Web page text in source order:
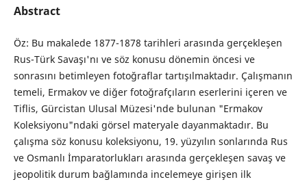
Abstract
Öz: Bu makalede 1877-1878 tarihleri arasında gerçekleşen
Rus-Türk Savaşı'nı ve söz konusu dönemin öncesi ve
sonrasını betimleyen fotoğraflar tartışılmaktadır. Çalışmanın
temeli, Ermakov ve diğer fotoğrafçıların eserlerini içeren ve
Tiflis, Gürcistan Ulusal Müzesi'nde bulunan "Ermakov
Koleksiyonu"ndaki görsel materyale dayanmaktadır. Bu
çalışma söz konusu koleksiyonu, 19. yüzyılın sonlarında Rus
ve Osmanlı İmparatorlukları arasında gerçekleşen savaş ve
jeopolitik durum bağlamında incelemeye girişen ilk